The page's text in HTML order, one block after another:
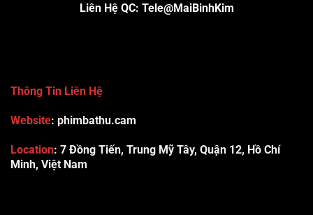
Liên Hệ QC: Tele@MaiBinhKim
Thông Tin Liên Hệ
Website: phimbathu.cam
Location: 7 Đồng Tiến, Trung Mỹ Tây, Quận 12, Hồ Chí
Minh, Việt Nam